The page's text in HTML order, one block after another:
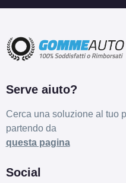
Serve aiuto?
Cerca una soluzione al tuo
partendo da
questa pagina
Social